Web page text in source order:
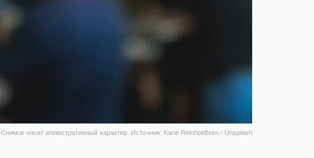
Снимок носит иллюстративный характер. Источник: Kane Reinholdtsen / Unsplash